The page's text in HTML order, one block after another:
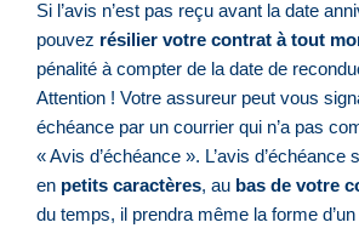
Si l’avis n’est pas reçu avant la date
pouvez résilier votre contrat à tout
pénalité à compter de la date de
Attention ! Votre assureur peut vous
échéance par un courrier qui n’a pas
« Avis d’échéance ». L’avis d’échéance
en petits caractères, au bas de votre
du temps, il prendra même la forme